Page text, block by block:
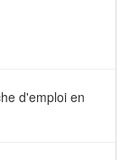
d'emploi en